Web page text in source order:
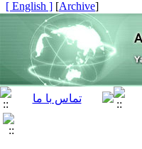
[
Archive
]
[ English ]